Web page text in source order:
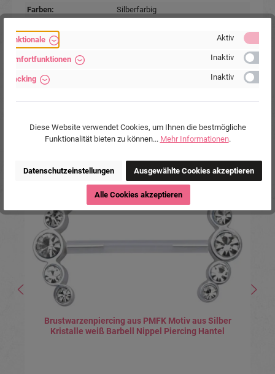
Farben:
Silberfarbig
Hersteller:
Michael Jakob, Piercing-Store.com,
Wehrhainer Lindenstr. 28, 04936
Produktgalerie überspringen
Ähnliche Produkte
Brustwarzenpiercing aus PMFK Motiv aus Silber
Kristalle weiß Barbell Nippel Piercing Hantel
Funktionale Aktiv
Komfortfunktionen Inaktiv
Tracking Inaktiv
Diese Website verwendet Cookies, um Ihnen die bestmögliche
Funktionalität bieten zu können... Mehr Informationen.
Datenschutzeinstellungen Ausgewählte Cookies akzeptieren
Alle Cookies akzeptieren